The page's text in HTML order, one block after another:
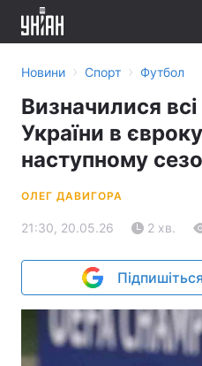
Новини › Спорт › Футбол
Визначилися
України в
наступному
ОЛЕГ ДАВИГОРА
21:30, 20.05.26 2 хв.